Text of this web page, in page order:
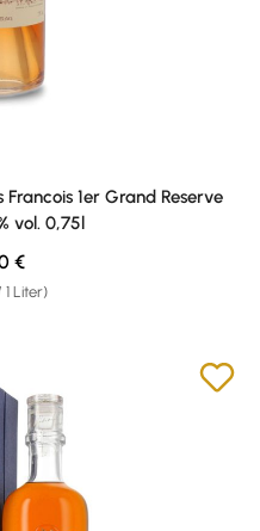
1er Grand Reserve
vol. 0,75l
Liter)
Preis:
€